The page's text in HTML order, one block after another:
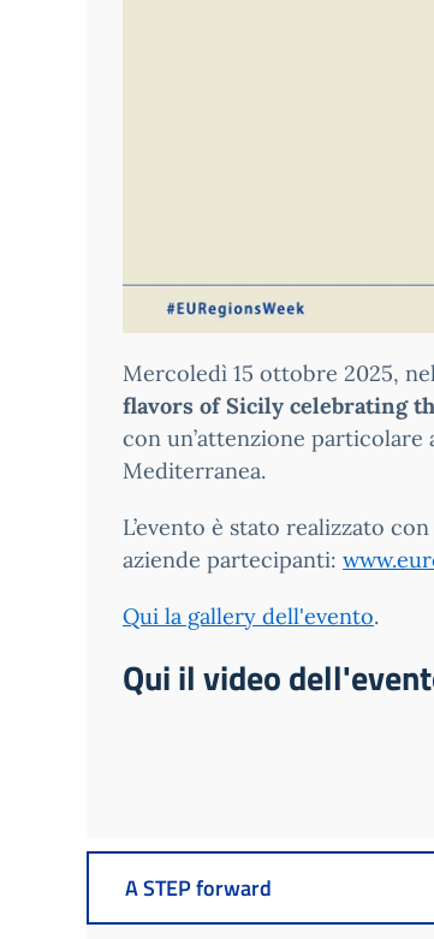
Mercoledì 15 ottobre 2025,
flavors of Sicily celebrating
con un’attenzione
Mediterranea.
L’evento è stato realizzato
aziende partecipanti:
Qui la gallery dell'evento.
Qui il video
A STEP forward